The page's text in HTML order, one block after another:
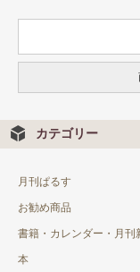
小林 牧牛
八幡和郎
石川 洋
カテゴリー
月刊ぱるす
お勧め商品
書籍・カレンダー・月刊
本